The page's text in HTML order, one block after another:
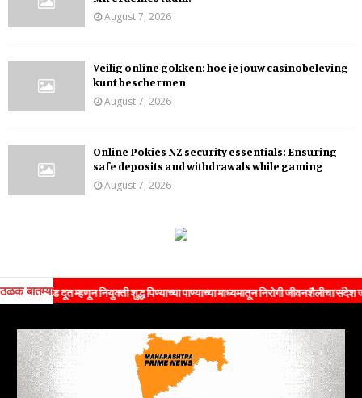
August 7, 2026
Veilig online gokken: hoe je jouw casinobeleving
kunt beschermen
August 7, 2026
Online Pokies NZ security essentials: Ensuring
safe deposits and withdrawals while gaming
August 7, 2026
ठळक बातम्या
दूत म्हणून नियुक्ती शुद्ध पिण्याच्या पाण्याच्या माध्यमातून निरोगी जीवनशैलीचा संदेश जनतेपर्यंत